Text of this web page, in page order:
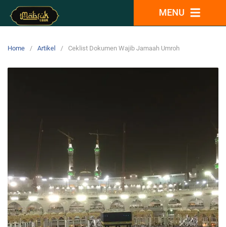
MENU
Home Artikel Ceklist Dokumen Wajib Jamaah Umroh